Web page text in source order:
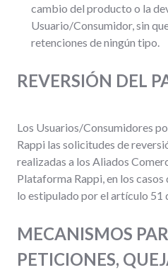
cambio del producto o la
Usuario/Consumidor, sin
retenciones de ningún tipo.
REVERSIÓN DEL
Los Usuarios/Consumidores
Rappi las solicitudes de
realizadas a los Aliados
Plataforma Rappi, en los casos
lo estipulado por el artículo 51
MECANISMOS
PETICIONES,